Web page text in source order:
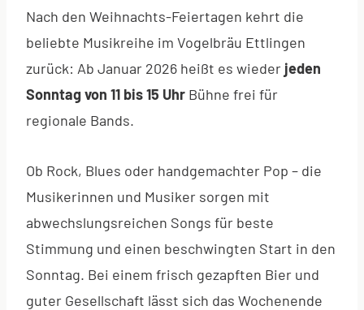
Nach den Weihnachts-Feiertagen kehrt die
beliebte Musikreihe im Vogelbräu Ettlingen
zurück: Ab Januar 2026 heißt es wieder jeden
Sonntag von 11 bis 15 Uhr Bühne frei für
regionale Bands.
Ob Rock, Blues oder handgemachter Pop – die
Musikerinnen und Musiker sorgen mit
abwechslungsreichen Songs für beste
Stimmung und einen beschwingten Start in den
Sonntag. Bei einem frisch gezapften Bier und
guter Gesellschaft lässt sich das Wochenende